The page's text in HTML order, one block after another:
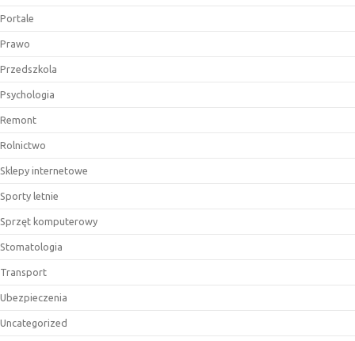
Portale
Prawo
Przedszkola
Psychologia
Remont
Rolnictwo
Sklepy internetowe
Sporty letnie
Sprzęt komputerowy
Stomatologia
Transport
Ubezpieczenia
Uncategorized